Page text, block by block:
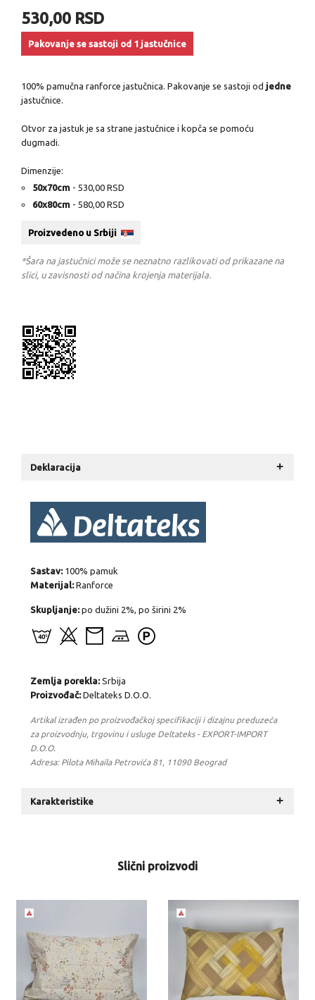
530,00 RSD
Pakovanje se sastoji od 1 jastučnice
100% pamučna ranforce jastučnica. Pakovanje se sastoji od jedne
jastučnice.
Otvor za jastuk je sa strane jastučnice i kopča se pomoću
dugmadi.
Dimenzije:
50x70cm- 530,00 RSD
60x80cm- 580,00 RSD
Proizvedeno u Srbiji
*Šara na jastučnici može se neznatno razlikovati od prikazane na
slici, u zavisnosti od načina krojenja materijala.
Deklaracija +
Sastav:100% pamuk
Materijal:Ranforce
Skupljanje:po dužini 2%, po širini 2%
Zemlja porekla:Srbija
Proizvođač:Deltateks D.O.O.
Artikal izrađen po proizvođačkoj specifikaciji i dizajnu preduzeća
za proizvodnju, trgovinu i usluge Deltateks - EXPORT-IMPORT
D.O.O.
Adresa: Pilota Mihaila Petrovića 81, 11090 Beograd
Karakteristike +
Slični proizvodi